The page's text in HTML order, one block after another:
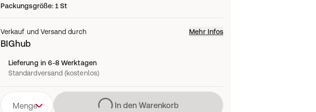
Packungsgröße:1 St
Verkauf und Versand durch Mehr Infos
BIGhub
Lieferung in 6-8 Werktagen
Standardversand (kostenlos)
Menge LädtIn den Warenkorb